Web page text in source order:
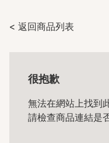
< 返回商品列表
很抱歉
無法在網站上找到
請檢查商品連結是